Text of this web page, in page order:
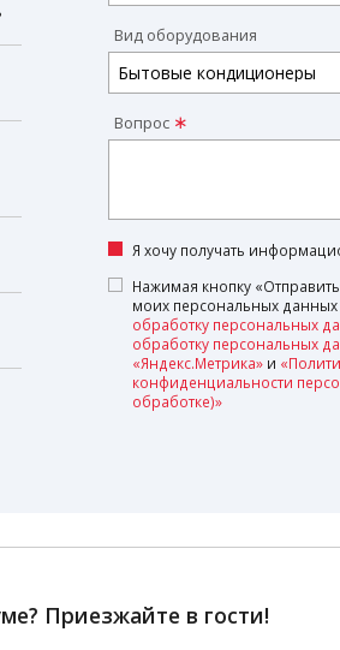
Вид оборудования
Вопрос
Я хочу получать
Нажимая кнопку
моих персональных
обработку персональных
обработку персональных
«Яндекс.Метрика» и
конфиденциальности
обработке)»
Приезжайте в гости!